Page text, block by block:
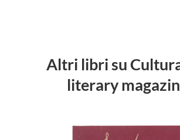
Altri libri su
literary